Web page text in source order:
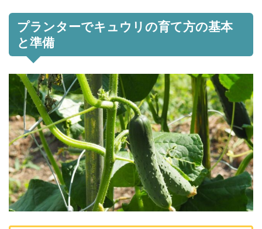
プランターでキュウリの育て方の基本
と準備